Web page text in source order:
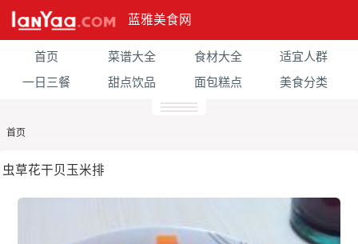
蓝雅美食网
首页 菜谱大全 食材大全
适宜人群
一日三餐
甜点饮品 面包糕点 美食分类
首页
虫草花干贝玉米排